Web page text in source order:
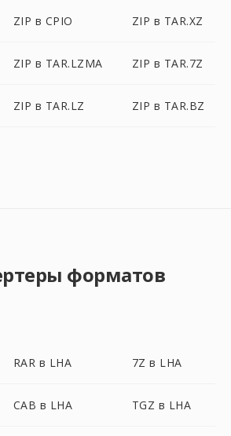
ZIP в CPIO ZIP в TAR.XZ
ZIP в TAR.LZMA ZIP в TAR.7Z
ZIP в TAR.LZ ZIP в TAR.BZ
форматов
RAR в LHA 7Z в LHA
CAB в LHA TGZ в LHA